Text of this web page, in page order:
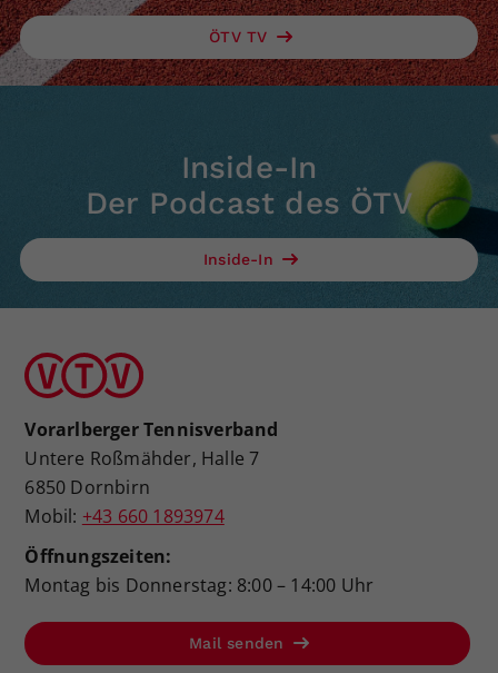
ÖTV TV
Inside-In
Der Podcast des ÖTV
Inside-In
Vorarlberger Tennisverband
Untere Roßmähder, Halle 7
6850 Dornbirn
Mobil: +43 660 1893974
Öffnungszeiten:
Montag bis Donnerstag: 8:00 – 14:00 Uhr
Mail senden